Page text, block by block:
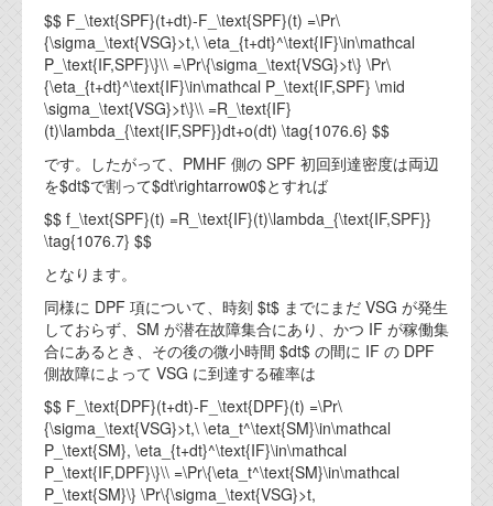
$$ F_\text{SPF}(t+dt)-F_\text{SPF}(t) =\Pr\
{\sigma_\text{VSG}>t,\ \eta_{t+dt}^\text{IF}\in\mathcal
P_\text{IF,SPF}\}\\ =\Pr\{\sigma_\text{VSG}>t\} \Pr\
{\eta_{t+dt}^\text{IF}\in\mathcal P_\text{IF,SPF} \mid
\sigma_\text{VSG}>t\}\\ =R_\text{IF}
(t)\lambda_{\text{IF,SPF}}dt+o(dt) \tag{1076.6} $$
です。したがって、PMHF 側の SPF 初回到達密度は両辺
を$dt$で割って$dt\rightarrow0$とすれば
$$ f_\text{SPF}(t) =R_\text{IF}(t)\lambda_{\text{IF,SPF}}
\tag{1076.7} $$
となります。
同様に DPF 項について、時刻 $t$ までにまだ VSG が発生
しておらず、SM が潜在故障集合にあり、かつ IF が稼働集
合にあるとき、その後の微小時間 $dt$ の間に IF の DPF
側故障によって VSG に到達する確率は
$$ F_\text{DPF}(t+dt)-F_\text{DPF}(t) =\Pr\
{\sigma_\text{VSG}>t,\ \eta_t^\text{SM}\in\mathcal
P_\text{SM}, \eta_{t+dt}^\text{IF}\in\mathcal
P_\text{IF,DPF}\}\\ =\Pr\{\eta_t^\text{SM}\in\mathcal
P_\text{SM}\} \Pr\{\sigma_\text{VSG}>t,